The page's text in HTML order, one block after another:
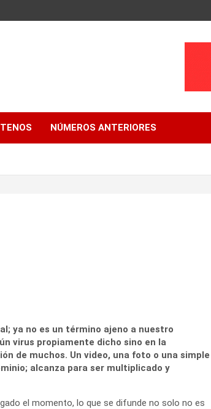
NÚMEROS ANTERIORES
ya no es un término ajeno a nuestro
virus propiamente dicho sino en la
de muchos. Un video, una foto o una simple
alcanza para ser multiplicado y
el momento, lo que se difunde no solo no es